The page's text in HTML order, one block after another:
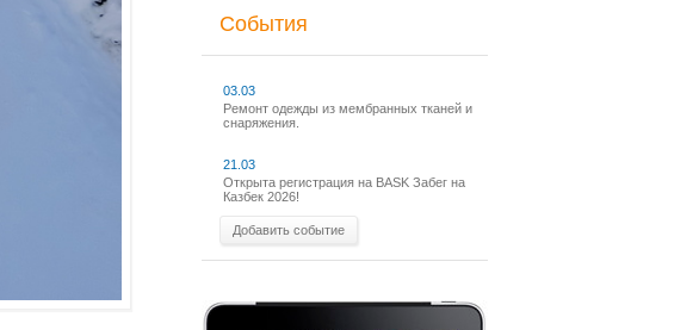
События
03.03
Ремонт одежды из мембранных тканей и
снаряжения.
21.03
Открыта регистрация на BASK Забег на
Казбек 2026!
Добавить событие